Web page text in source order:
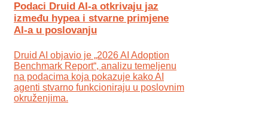
Podaci Druid AI-a otkrivaju jaz
između hypea i stvarne primjene
AI-a u poslovanju
Druid AI objavio je „2026 AI Adoption
Benchmark Report“, analizu temeljenu
na podacima koja pokazuje kako AI
agenti stvarno funkcioniraju u poslovnim
okruženjima.